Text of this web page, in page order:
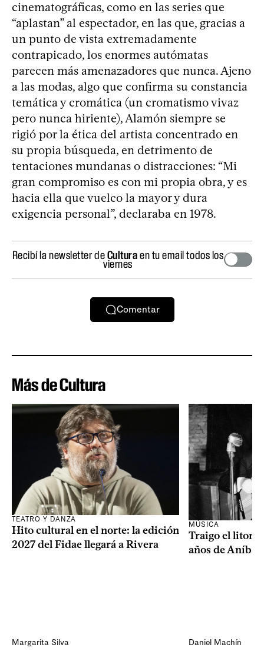
cinematográficas, como en las series que
“aplastan” al espectador, en las que, gracias a
un punto de vista extremadamente
contrapicado, los enormes autómatas
parecen más amenazadores que nunca. Ajeno
a las modas, algo que confirma su constancia
temática y cromática (un cromatismo vivaz
pero nunca hiriente), Alamón siempre se
rigió por la ética del artista concentrado en
su propia búsqueda, en detrimento de
tentaciones mundanas o distracciones: “Mi
gran compromiso es con mi propia obra, y es
hacia ella que vuelco la mayor y dura
exigencia personal”, declaraba en 1978.
Recibí la newsletter deCulturaen tu email todos los
viernes
Comentar
Más de Cultura
TEATRO Y DANZA
Hito cultural en el norte: la edición
2027 del Fidae llegará a Rivera
Margarita Silva
MÚSICA
Traigo el litoral
años de Aníbal
Daniel Machín